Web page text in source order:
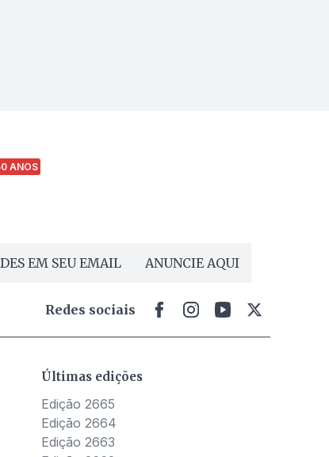
ANOS
EM SEU EMAIL ANUNCIE AQUI
Redes sociais
Últimas edições
Edição 2665
Edição 2664
Edição 2663